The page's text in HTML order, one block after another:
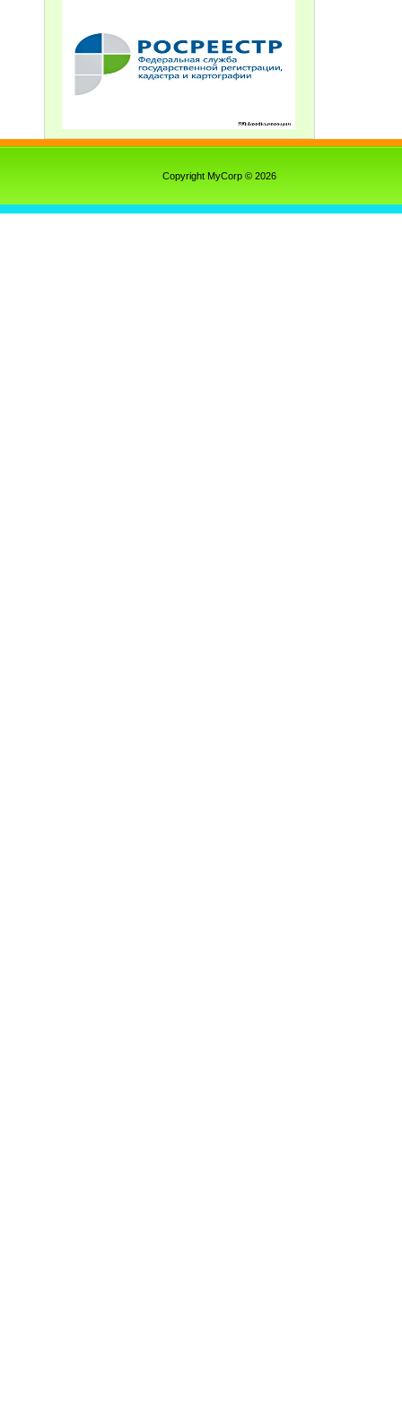
Copyright MyCorp © 2026